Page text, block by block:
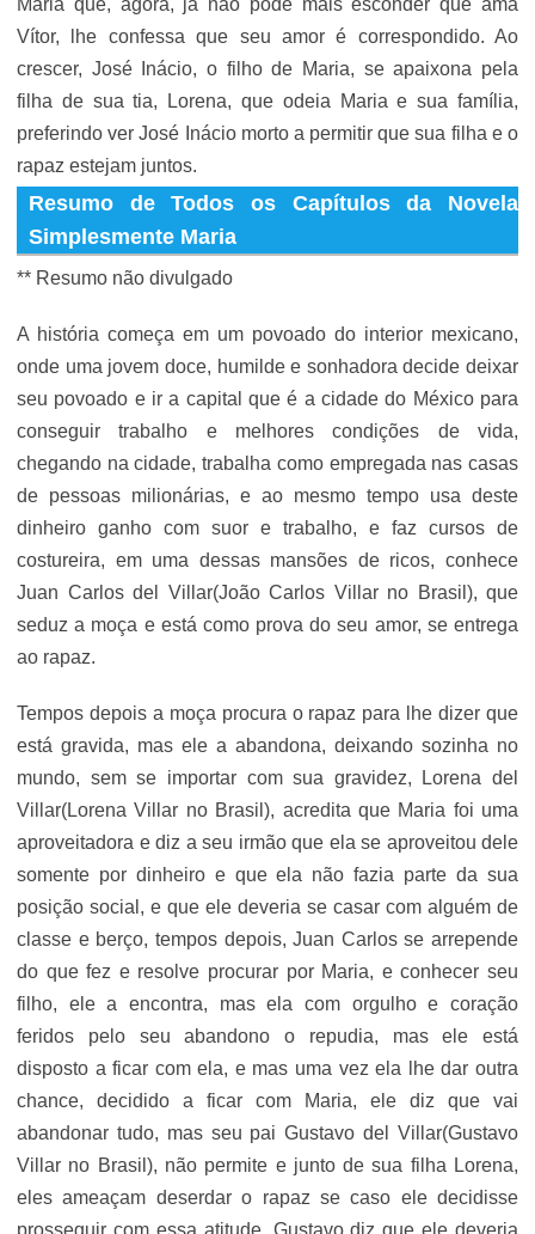
Maria que, agora, já não pode mais esconder que ama
Vítor, lhe confessa que seu amor é correspondido. Ao
crescer, José Inácio, o filho de Maria, se apaixona pela
filha de sua tia, Lorena, que odeia Maria e sua família,
preferindo ver José Inácio morto a permitir que sua filha e o
rapaz estejam juntos.
Resumo de Todos os Capítulos da Novela
Simplesmente Maria
** Resumo não divulgado
A história começa em um povoado do interior mexicano,
onde uma jovem doce, humilde e sonhadora decide deixar
seu povoado e ir a capital que é a cidade do México para
conseguir trabalho e melhores condições de vida,
chegando na cidade, trabalha como empregada nas casas
de pessoas milionárias, e ao mesmo tempo usa deste
dinheiro ganho com suor e trabalho, e faz cursos de
costureira, em uma dessas mansões de ricos, conhece
Juan Carlos del Villar(João Carlos Villar no Brasil), que
seduz a moça e está como prova do seu amor, se entrega
ao rapaz.
Tempos depois a moça procura o rapaz para lhe dizer que
está gravida, mas ele a abandona, deixando sozinha no
mundo, sem se importar com sua gravidez, Lorena del
Villar(Lorena Villar no Brasil), acredita que Maria foi uma
aproveitadora e diz a seu irmão que ela se aproveitou dele
somente por dinheiro e que ela não fazia parte da sua
posição social, e que ele deveria se casar com alguém de
classe e berço, tempos depois, Juan Carlos se arrepende
do que fez e resolve procurar por Maria, e conhecer seu
filho, ele a encontra, mas ela com orgulho e coração
feridos pelo seu abandono o repudia, mas ele está
disposto a ficar com ela, e mas uma vez ela lhe dar outra
chance, decidido a ficar com Maria, ele diz que vai
abandonar tudo, mas seu pai Gustavo del Villar(Gustavo
Villar no Brasil), não permite e junto de sua filha Lorena,
eles ameaçam deserdar o rapaz se caso ele decidisse
prosseguir com essa atitude, Gustavo diz que ele deveria